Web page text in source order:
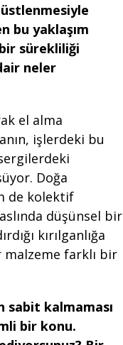
bu yaklaşım
sürekliliği
neler
el alma
işlerdeki bu
Doğa
de kolektif
düşünsel bir
kırılganlığa
malzeme farklı bir
sabit kalmaması
bir konu.